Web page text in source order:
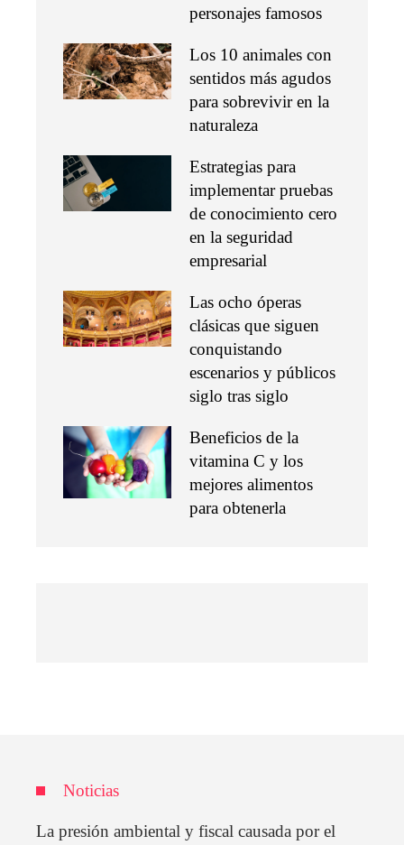
personajes famosos
Los 10 animales con
sentidos más agudos
para sobrevivir en la
naturaleza
Estrategias para
implementar pruebas
de conocimiento cero
en la seguridad
empresarial
Las ocho óperas
clásicas que siguen
conquistando
escenarios y públicos
siglo tras siglo
Beneficios de la
vitamina C y los
mejores alimentos
para obtenerla
Noticias
La presión ambiental y fiscal causada por el